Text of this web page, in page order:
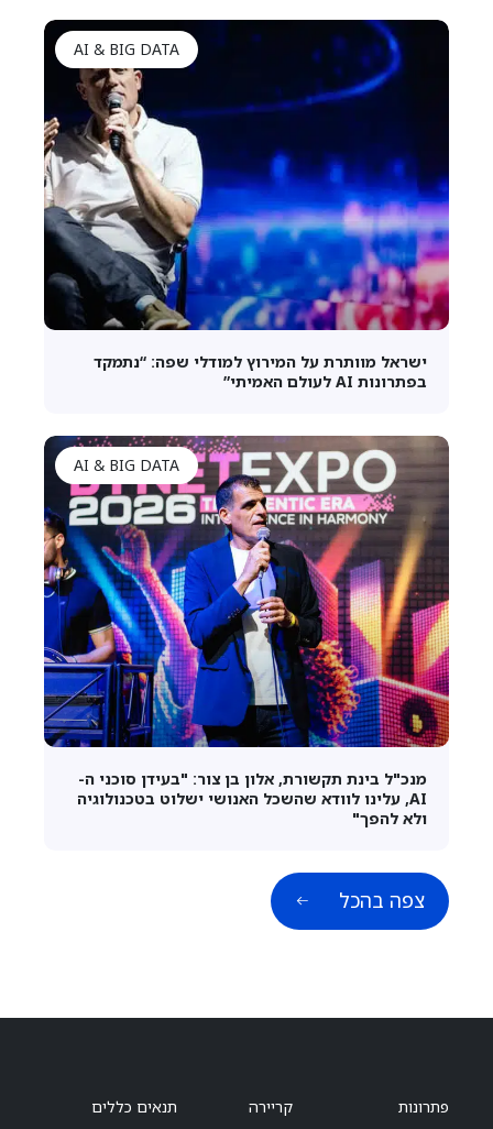
AI & BIG DATA
ישראל מוותרת על המירוץ למודלי שפה: “נתמקד
בפתרונות AI לעולם האמיתי”
AI & BIG DATA
מנכ"ל בינת תקשורת, אלון בן צור: "בעידן סוכני ה-
AI, עלינו לוודא שהשכל האנושי ישלוט בטכנולוגיה
ולא להפך"
צפה בהכל
פתרונות
קריירה
תנאים כללים